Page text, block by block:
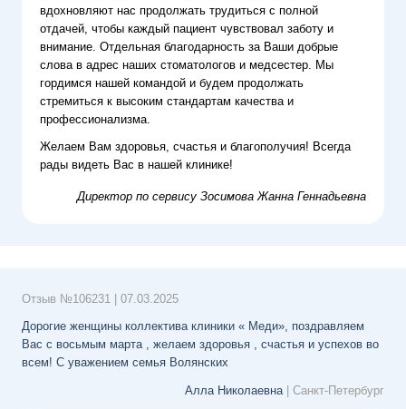
вдохновляют нас продолжать трудиться с полной
отдачей, чтобы каждый пациент чувствовал заботу и
внимание. Отдельная благодарность за Ваши добрые
слова в адрес наших стоматологов и медсестер. Мы
гордимся нашей командой и будем продолжать
стремиться к высоким стандартам качества и
профессионализма.
Желаем Вам здоровья, счастья и благополучия! Всегда
рады видеть Вас в нашей клинике!
Директор по сервису Зосимова Жанна Геннадьевна
Отзыв №106231
07.03.2025
Дорогие женщины коллектива клиники « Меди», поздравляем
Вас с восьмым марта , желаем здоровья , счастья и успехов во
всем! С уважением семья Волянских
Алла Николаевна | Санкт-Петербург